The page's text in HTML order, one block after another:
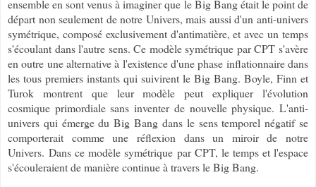
ensemble en sont venus à imaginer que le Big Bang était le point de
départ non seulement de notre Univers, mais aussi d'un anti-univers
symétrique, composé exclusivement d'antimatière, et avec un temps
s'écoulant dans l'autre sens. Ce modèle symétrique par CPT s'avère
en outre une alternative à l'existence d'une phase inflationnaire dans
les tous premiers instants qui suivirent le Big Bang. Boyle, Finn et
Turok montrent que leur modèle peut expliquer l'évolution
cosmique primordiale sans inventer de nouvelle physique. L'anti-
univers qui émerge du Big Bang dans le sens temporel négatif se
comporterait comme une réflexion dans un miroir de notre
Univers.Dans ce modèle symétrique par CPT, le temps et l'espace
s'écouleraient de manière continue à travers le Big Bang.